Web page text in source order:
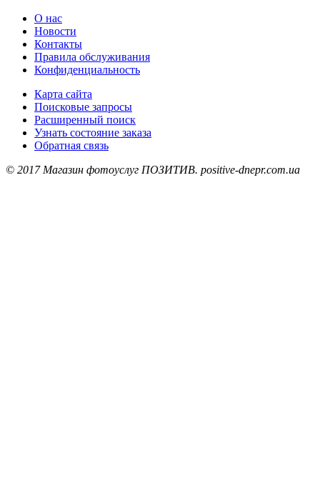
О нас
Новости
Контакты
Правила обслуживания
Конфиденциальность
Карта сайта
Поисковые запросы
Расширенный поиск
Узнать состояние заказа
Обратная связь
© 2017 Магазин фотоуслуг ПОЗИТИВ. positive-dnepr.com.ua